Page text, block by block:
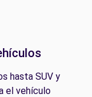
hasta SUV y
el vehículo